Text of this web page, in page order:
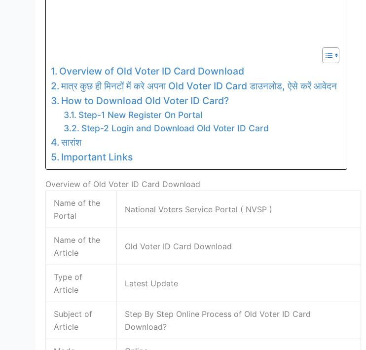
Overview of Old Voter ID Card Download
मात्र कुछ ही मिनटों में करे अपना Old Voter ID Card डाउनलोड, ऐसे करें आवेदन
How to Download Old Voter ID Card?
Step-1 New Register On Portal
Step-2 Login and Download Old Voter ID Card
सारांश
Important Links
Overview of Old Voter ID Card Download
Name of the
Portal
National Voters Service Portal ( NVSP )
Name of the
Article
Old Voter ID Card Download
Type of
Article
Latest Update
Subject of
Article
Step By Step Online Process of Old Voter ID Card
Download?